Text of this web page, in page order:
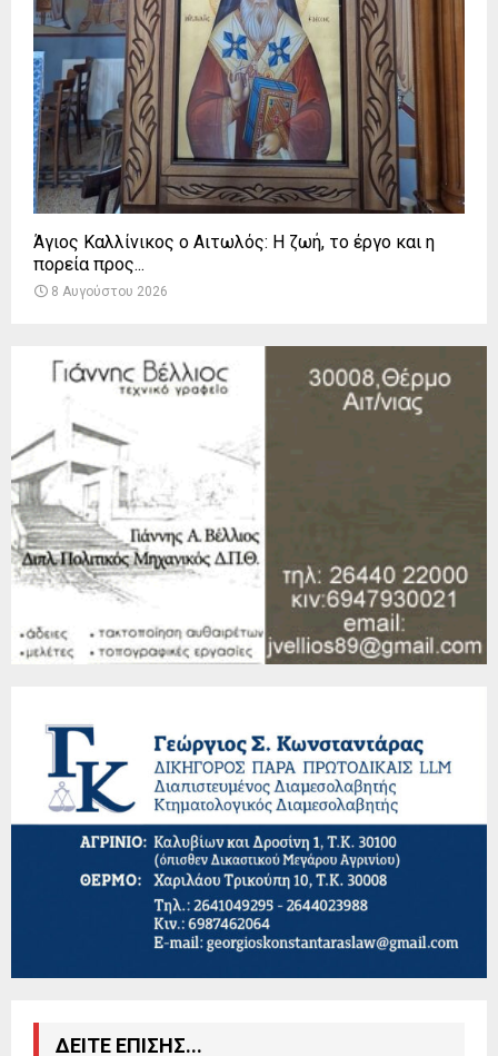
Άγιος Καλλίνικος ο Αιτωλός: Η ζωή, το έργο και η
πορεία προς...
8 Αυγούστου 2026
ΔΕΙΤΕ ΕΠΙΣΗΣ...